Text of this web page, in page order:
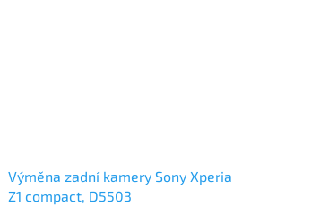
Výměna zadní kamery Sony Xperia
Z1 compact, D5503